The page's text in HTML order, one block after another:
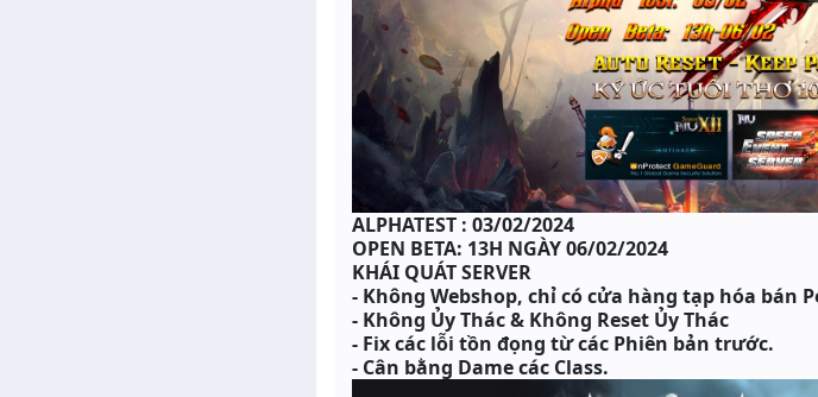
ALPHATEST : 03/02/2024
OPEN BETA: 13H NGÀY 06/02/2024
KHÁI QUÁT SERVER
- Không Webshop, chỉ có cửa hàng tạp hóa bán
- Không Ủy Thác & Không Reset Ủy Thác
- Fix các lỗi tồn đọng từ các Phiên bản trước.
- Cân bằng Dame các Class.